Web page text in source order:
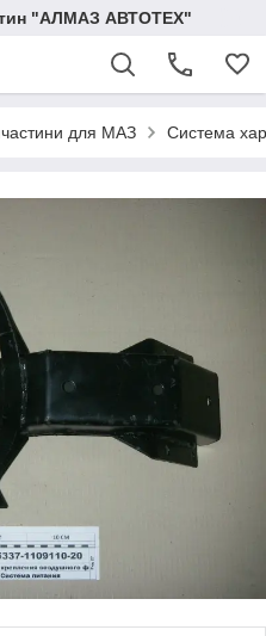
"АЛМАЗ АВТОТЕХ"
для МАЗ Система